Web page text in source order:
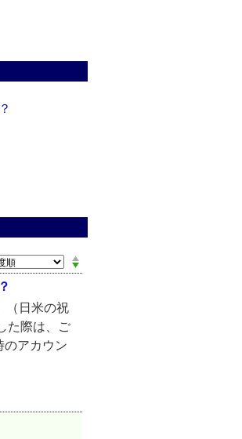
（日米の祝
た際は、ご
のアカウン